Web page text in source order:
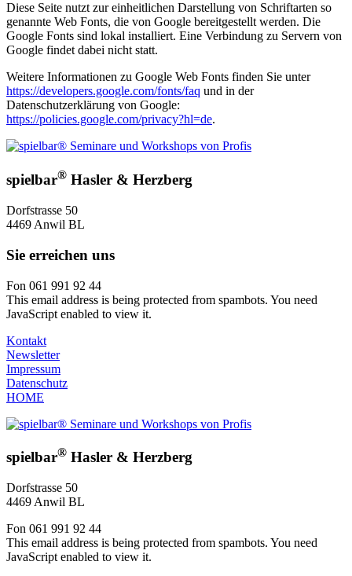
Diese Seite nutzt zur einheitlichen Darstellung von Schriftarten so
genannte Web Fonts, die von Google bereitgestellt werden. Die
Google Fonts sind lokal installiert. Eine Verbindung zu Servern von
Google findet dabei nicht statt.
Weitere Informationen zu Google Web Fonts finden Sie unter
https://developers.google.com/fonts/faq und in der
Datenschutzerklärung von Google:
https://policies.google.com/privacy?hl=de.
spielbar® Hasler & Herzberg
Dorfstrasse 50
4469 Anwil BL
Sie erreichen uns
Fon 061 991 92 44
This email address is being protected from spambots. You need
JavaScript enabled to view it.
Kontakt
Newsletter
Impressum
Datenschutz
HOME
spielbar® Hasler & Herzberg
Dorfstrasse 50
4469 Anwil BL
Fon 061 991 92 44
This email address is being protected from spambots. You need
JavaScript enabled to view it.